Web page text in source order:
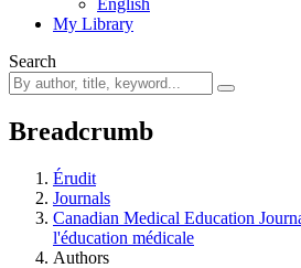
My Library
Search
Breadcrumb
Érudit
Journals
Canadian Medical Education
l'éducation médicale
Authors